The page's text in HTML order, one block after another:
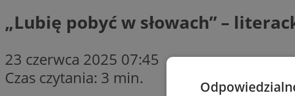
„Lubię pobyć w słowach” –
23 czerwca 2025 07:45
Czas czytania: 3 min.